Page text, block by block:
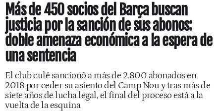
Más de 450 socios del Barça buscan
justicia por la sanción de sus abonos:
doble amenaza económica a la espera de
una sentencia
El club culé sancionó a más de 2.800 abonados en
2018 por ceder su asiento del Camp Nou y tras más de
siete años de lucha legal, el final del proceso está a la
vuelta de la esquina